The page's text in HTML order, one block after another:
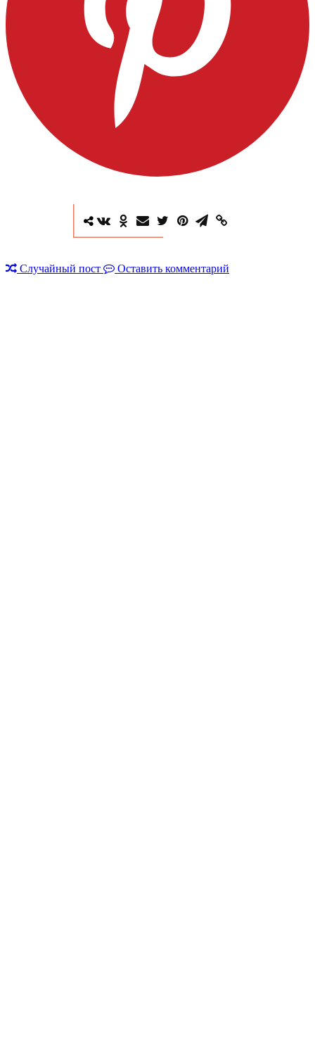
Случайный пост Оставить комментарий